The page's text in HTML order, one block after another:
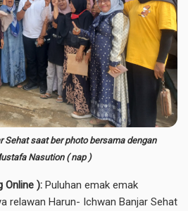
Sehat saat ber photo bersama dengan
Nasution ( nap )
Online ): Puluhan emak emak
relawan Harun- Ichwan Banjar Sehat